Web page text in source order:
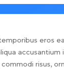
eros
accusantium
risus,